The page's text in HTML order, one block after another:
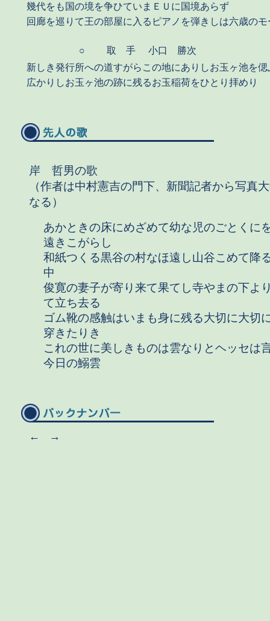
幾代をも国の境を争ひていまＥＵに国境あらず
回廊を巡りて王の部屋に入るピアノを弾きしは六歳の
○ 取 手
小口 勝次
新しき発行所への道すがらこの地にありしお玉ヶ池を偲
広かりしお玉ヶ池の跡に残るお玉稲荷をひとり拝めり
岸 哲男の歌
（作者は中村憲吉の門下、新聞記者から写真
なる）
あかときの床にめざめて幼な児のごとくに
遠きこがらし
和紙つくる黒谷の村なほ遠し山谷こめて降
中
俊寛の妻子が寄り来て果てし寺やまの下よ
て立ち去る
ゴム靴の感触はいまも身に残る大切に大切
穿きたりき
これの世に美しきものは雲なりとヘッセは
今日の鰯雲
← →